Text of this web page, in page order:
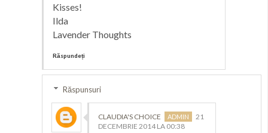
Kisses!
Ilda
Lavender Thoughts
Răspundeți
Răspunsuri
CLAUDIA'S CHOICE
21
DECEMBRIE 2014 LA 00:38